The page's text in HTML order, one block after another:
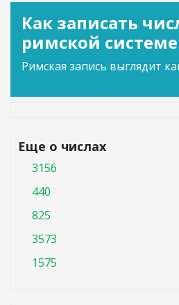
Как записать
римской
Римская запись выглядит
Еще о числах
3156
440
825
3573
1575